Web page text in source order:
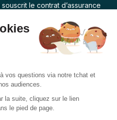
le contrat d’assurance
92300 Levallois Perret,
produit d’assurance est la loi